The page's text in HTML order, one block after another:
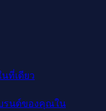
ที่เดียว
รนด์ของคุณใน